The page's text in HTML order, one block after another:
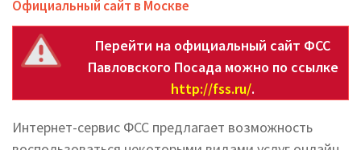
Официальный сайт в Москве
Перейти на официальный сайт ФСС
Павловского Посада можно по ссылке
http://fss.ru/.
Интернет-сервис ФСС предлагает возможность